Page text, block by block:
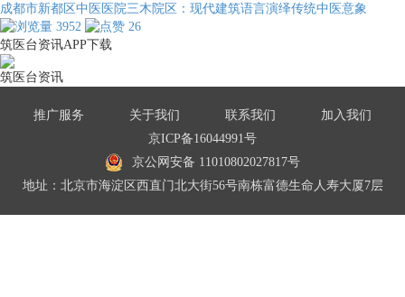
成都市新都区中医医院三木院区：现代建筑语言演绎传统中医意象
3952
26
筑医台资讯APP下载
筑医台资讯
推广服务 关于我们 联系我们
加入我们
京ICP备16044991号
京公网安备 11010802027817号
地址：北京市海淀区西直门北大街56号南栋富德生命人寿大厦7层